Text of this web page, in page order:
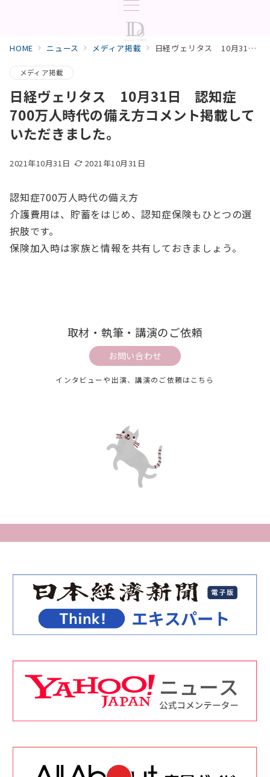
HOME ニュース メディア掲載 日経ヴェリタス 10月31日 認知症700万人時代の備え方コメント掲載していただきました。
メディア掲載
日経ヴェリタス 10月31日 認知症
700万人時代の備え方コメント掲載して
いただきました。
2021年10月31日 2021年10月31日
認知症700万人時代の備え方
介護費用は、貯蓄をはじめ、認知症保険もひとつの選
択肢です。
保険加入時は家族と情報を共有しておきましょう。
取材・執筆・講演のご依頼
お問い合わせ
インタビューや出演、講演のご依頼はこちら